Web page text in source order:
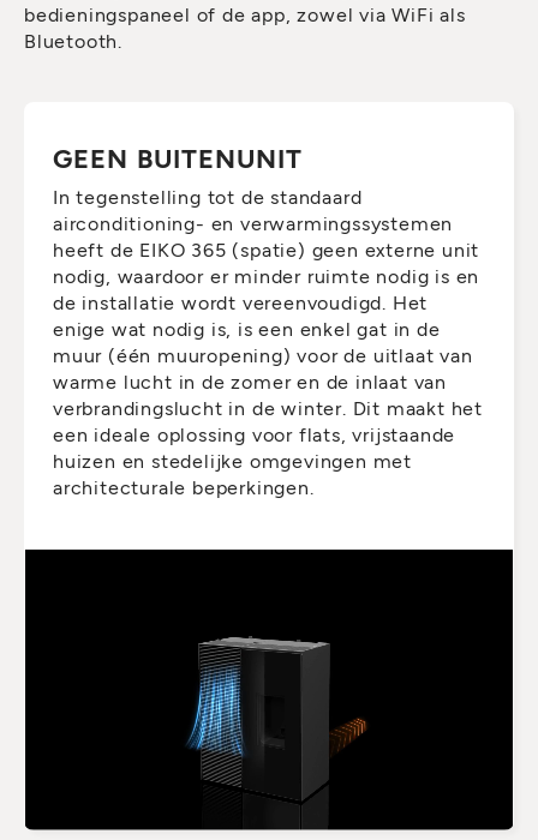
bedieningspaneel of de app, zowel via WiFi als
Bluetooth.
GEEN BUITENUNIT
In tegenstelling tot de standaard
airconditioning- en verwarmingssystemen
heeft de EIKO 365 (spatie) geen externe unit
nodig, waardoor er minder ruimte nodig is en
de installatie wordt vereenvoudigd. Het
enige wat nodig is, is een enkel gat in de
muur (één muuropening) voor de uitlaat van
warme lucht in de zomer en de inlaat van
verbrandingslucht in de winter. Dit maakt het
een ideale oplossing voor flats, vrijstaande
huizen en stedelijke omgevingen met
architecturale beperkingen.